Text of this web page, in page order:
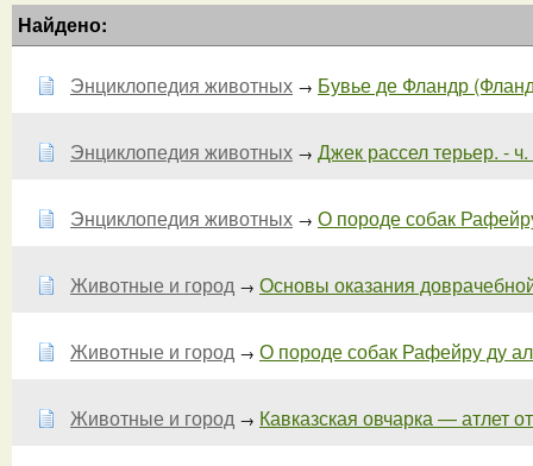
Найдено:
Энциклопедия животных → Бувье де Фландр
Энциклопедия животных → Джек рассел терьер. -
Энциклопедия животных → О породе собак
Животные и город → Основы оказания
Животные и город → О породе собак Рафейру ду
Животные и город → Кавказская овчарка — атлет